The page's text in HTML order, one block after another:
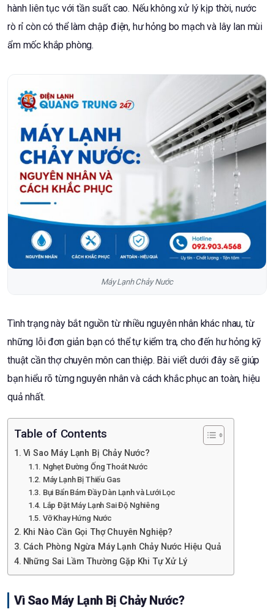
hành liên tục với tần suất cao. Nếu không xử lý kịp thời, nước
rò rỉ còn có thể làm chập điện, hư hỏng bo mạch và lây lan mùi
ẩm mốc khắp phòng.
Máy Lạnh Chảy Nước
Tình trạng này bắt nguồn từ nhiều nguyên nhân khác nhau, từ
những lỗi đơn giản bạn có thể tự kiểm tra, cho đến hư hỏng kỹ
thuật cần thợ chuyên môn can thiệp. Bài viết dưới đây sẽ giúp
bạn hiểu rõ từng nguyên nhân và cách khắc phục an toàn, hiệu
quả nhất.
Table of Contents
Vì Sao Máy Lạnh Bị Chảy Nước?
Nghẹt Đường Ống Thoát Nước
Máy Lạnh Bị Thiếu Gas
Bụi Bẩn Bám Đầy Dàn Lạnh và Lưới Lọc
Lắp Đặt Máy Lạnh Sai Độ Nghiêng
Vỡ Khay Hứng Nước
Khi Nào Cần Gọi Thợ Chuyên Nghiệp?
Cách Phòng Ngừa Máy Lạnh Chảy Nước Hiệu Quả
Những Sai Lầm Thường Gặp Khi Tự Xử Lý
Vì Sao Máy Lạnh Bị Chảy Nước?